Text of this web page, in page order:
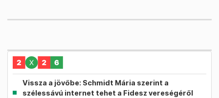
Vissza a jövőbe: Schmidt Mária szerint a
szélessávú internet tehet a Fidesz vereségéről